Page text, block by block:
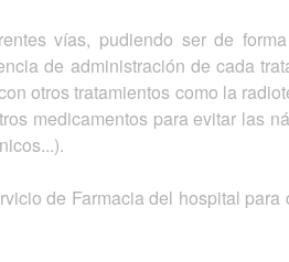
vías, pudiendo ser de
de administración de cada
otros tratamientos como la
medicamentos para evitar las
de Farmacia del hospital